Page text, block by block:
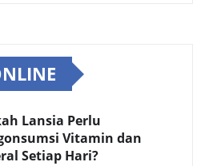
Lansia Perlu
Vitamin dan
Setiap Hari?